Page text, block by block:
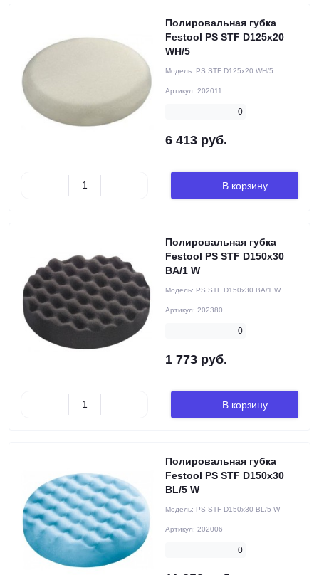
Полировальная губка
Festool PS STF D125x20
WH/5
Модель: PS STF D125x20 WH/5
Артикул: 202011
0
6 413 руб.
В корзину
Полировальная губка
Festool PS STF D150x30
BA/1 W
Модель: PS STF D150x30 BA/1 W
Артикул: 202380
0
1 773 руб.
В корзину
Полировальная губка
Festool PS STF D150x30
BL/5 W
Модель: PS STF D150x30 BL/5 W
Артикул: 202006
0